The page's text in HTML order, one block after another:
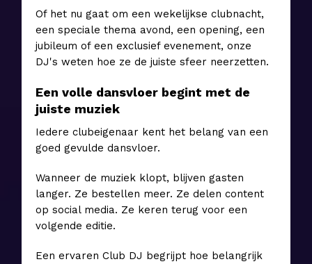
Of het nu gaat om een wekelijkse clubnacht,
een speciale thema avond, een opening, een
jubileum of een exclusief evenement, onze
DJ's weten hoe ze de juiste sfeer neerzetten.
Een volle dansvloer begint met de
juiste muziek
Iedere clubeigenaar kent het belang van een
goed gevulde dansvloer.
Wanneer de muziek klopt, blijven gasten
langer. Ze bestellen meer. Ze delen content
op social media. Ze keren terug voor een
volgende editie.
Een ervaren Club DJ begrijpt hoe belangrijk